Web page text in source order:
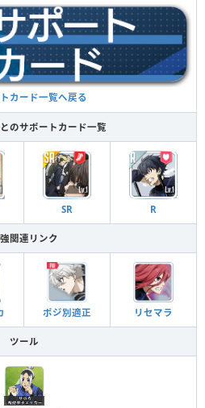
カード一覧へ戻る
のサポートカード一覧
SR R
関連リンク
ポジ別適正 リセマラ
ツール